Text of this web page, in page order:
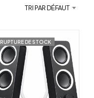
TRI PAR DÉFAUT
RUPTURE DE STOCK